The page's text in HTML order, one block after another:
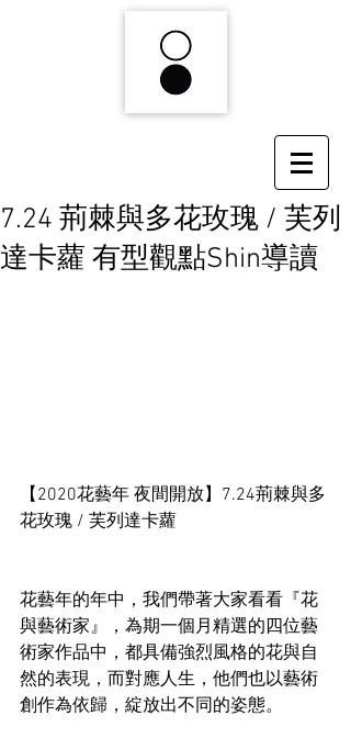
7.24 荊棘與多花玫瑰 / 芙列
達卡蘿 有型觀點Shin導讀
【2020花藝年 夜間開放】7.24荊棘與多
花玫瑰 / 芙列達卡蘿
花藝年的年中，我們帶著大家看看『花
與藝術家』，為期一個月精選的四位藝
術家作品中，都具備強烈風格的花與自
然的表現，而對應人生，他們也以藝術
創作為依歸，綻放出不同的姿態。